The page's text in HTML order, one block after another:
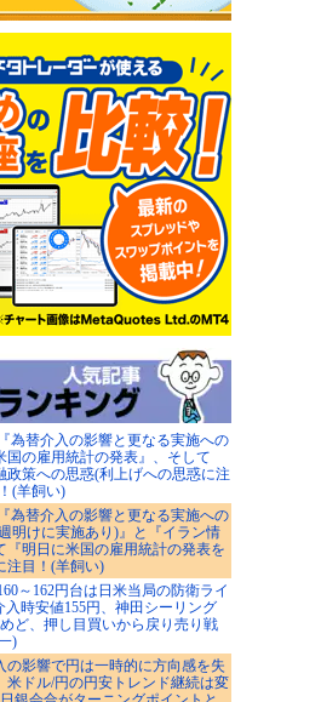
為替介入の影響と更なる実施への
国の雇用統計の発表』、そして
政策への思惑(利上げへの思惑に注
(羊飼い)
為替介入の影響と更なる実施への
明けに実施あり)』と『イラン情
『明日に米国の雇用統計の発表を
注目！(羊飼い)
～162円台は日米当局の防衛ライ
入時安値155円、神田シーリング
ど、押し目買いから戻り売り戦
)
の影響で円は一時的に方向感を失
米ドル/円の円安トレンド継続は変